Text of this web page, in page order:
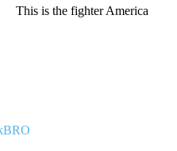
This is the fighter America